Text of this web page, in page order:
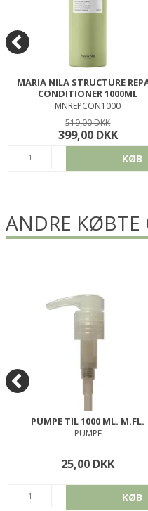
MARIA NILA STRUCTURE
CONDITIONER 1000ML
MNREPCON1000
519,00 DKK
399,00 DKK
KØB
ANDRE KØBTE
PUMPE TIL 1000 ML. M.FL.
PUMPE
25,00 DKK
KØB